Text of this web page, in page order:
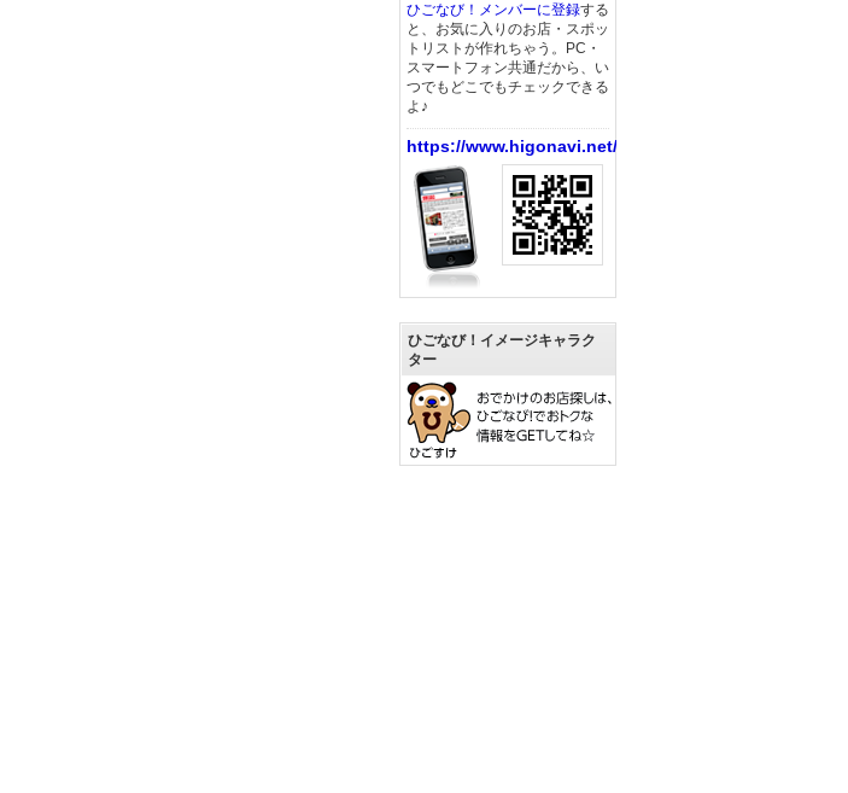
ひごなび！メンバーに登録する
と、お気に入りのお店・スポッ
トリストが作れちゃう。PC・
スマートフォン共通だから、い
つでもどこでもチェックできる
よ♪
https://www.higonavi.net/
ひごなび！イメージキャラク
ター